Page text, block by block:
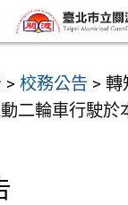
> 校務公告 > 轉
二輪車行駛於